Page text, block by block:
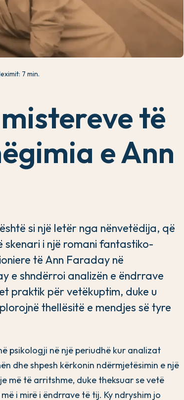
7 min.
të
e Ann
si një letër nga nënvetëdija, që
i një romani fantastiko-
të Ann Faraday në
e shndërroi analizën e ëndrrave
praktik për vetëkuptim, duke u
thellësitë e mendjes së tyre
psikologji në një periudhë kur analizat
dhe shpesh kërkonin ndërmjetësimin e një
më të arritshme, duke theksuar se vetë
i mirë i ëndrrave të tij. Ky ndryshim jo